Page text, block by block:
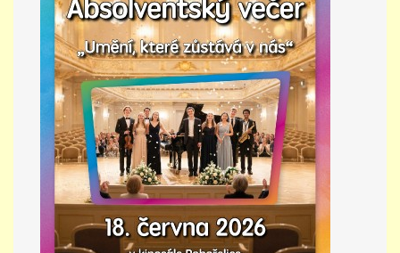
ZAMĚSTNÁNÍ
DOTACE
GDPR
ZUŠ Pohořelice